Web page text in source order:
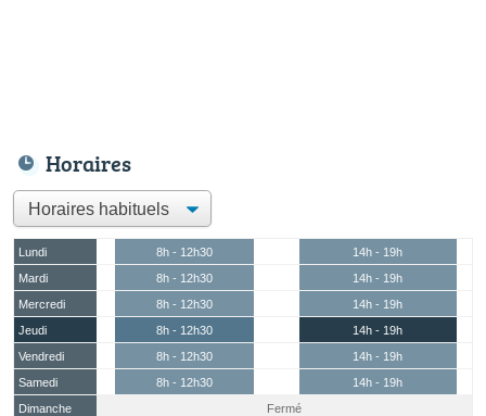
Horaires
Lundi 8h - 12h30
14h - 19h
Mardi
8h - 12h30
14h - 19h
Mercredi
8h - 12h30
14h - 19h
Jeudi
8h - 12h30
14h - 19h
Vendredi
8h - 12h30
14h - 19h
Samedi
8h - 12h30
14h - 19h
Dimanche
Fermé